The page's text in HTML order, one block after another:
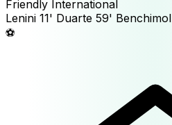
Friendly International
Lenini 11' Duarte 59' Benchimol
⚽